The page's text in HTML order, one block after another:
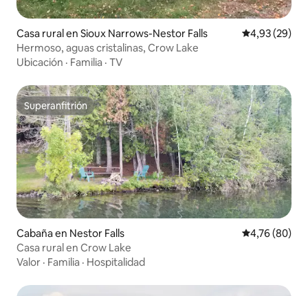
Casa rural en Sioux Narrows-Nestor Falls Calificación
4,93 (29)
Hermoso, aguas cristalinas, Crow Lake
Ubicación · Familia · TV
Superanfitrión
Superanfitrión
Cabaña en Nestor Falls Calificación
4,76 (80)
Casa rural en Crow Lake
Valor · Familia · Hospitalidad